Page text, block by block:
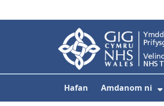
Hafan Amdanom ni